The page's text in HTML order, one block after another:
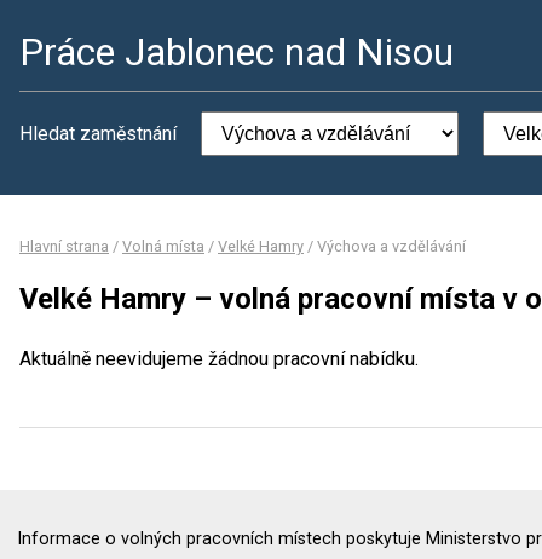
Práce Jablonec nad Nisou
Hledat zaměstnání
Hlavní strana / Volná místa / Velké Hamry / Výchova a vzdělávání
Velké Hamry – volná pracovní místa v
Aktuálně neevidujeme žádnou pracovní nabídku.
Informace o volných pracovních místech poskytuje Ministerstvo